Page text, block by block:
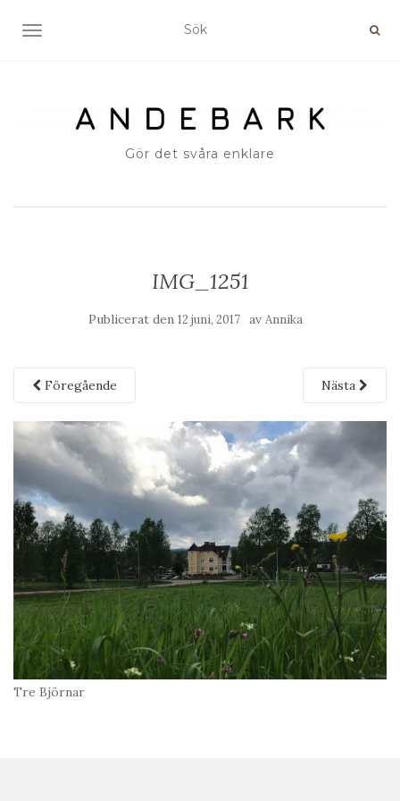
SLÅ PÅ/AV NAVIGERING
Gör det svåra enklare
IMG_1251
Publicerat den 12 juni, 2017 av Annika
Föregående Nästa
Tre Björnar